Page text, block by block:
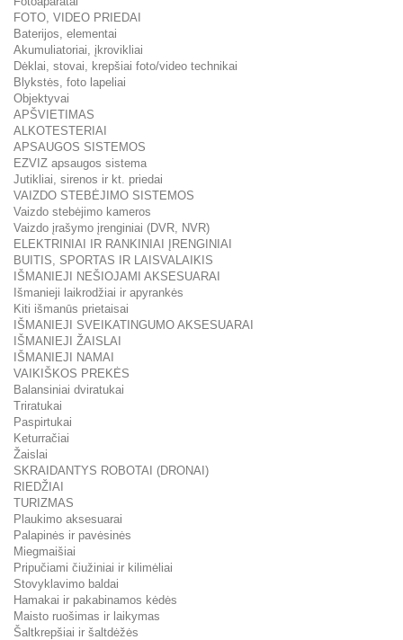
FOTO, VIDEO PRIEDAI
Baterijos, elementai
Akumuliatoriai, įkrovikliai
Dėklai, stovai, krepšiai foto/video technikai
Blykstės, foto lapeliai
Objektyvai
APŠVIETIMAS
ALKOTESTERIAI
APSAUGOS SISTEMOS
EZVIZ apsaugos sistema
Jutikliai, sirenos ir kt. priedai
VAIZDO STEBĖJIMO SISTEMOS
Vaizdo stebėjimo kameros
Vaizdo įrašymo įrenginiai (DVR, NVR)
ELEKTRINIAI IR RANKINIAI ĮRENGINIAI
BUITIS, SPORTAS IR LAISVALAIKIS
IŠMANIEJI NEŠIOJAMI AKSESUARAI
Išmanieji laikrodžiai ir apyrankės
Kiti išmanūs prietaisai
IŠMANIEJI SVEIKATINGUMO AKSESUARAI
IŠMANIEJI ŽAISLAI
IŠMANIEJI NAMAI
VAIKIŠKOS PREKĖS
Balansiniai dviratukai
Triratukai
Paspirtukai
Keturračiai
Žaislai
SKRAIDANTYS ROBOTAI (DRONAI)
RIEDŽIAI
TURIZMAS
Plaukimo aksesuarai
Palapinės ir pavėsinės
Miegmaišiai
Pripučiami čiužiniai ir kilimėliai
Stovyklavimo baldai
Hamakai ir pakabinamos kėdės
Maisto ruošimas ir laikymas
Šaltkrepšiai ir šaltdėžės